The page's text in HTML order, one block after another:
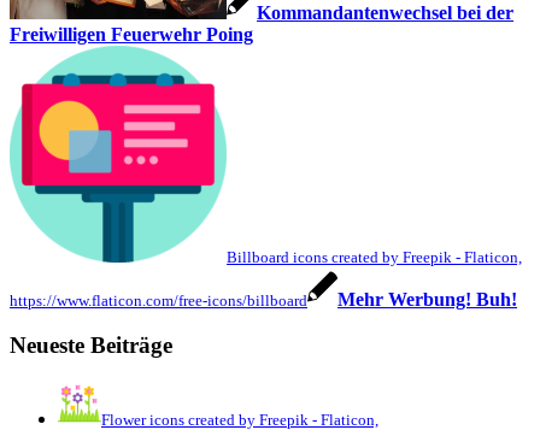
Kommandantenwechsel bei der
Freiwilligen Feuerwehr Poing
Billboard icons created by Freepik - Flaticon,
https://www.flaticon.com/free-icons/billboard Mehr Werbung! Buh!
Neueste Beiträge
Flower icons created by Freepik - Flaticon,